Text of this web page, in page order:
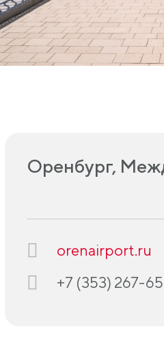
Оренбург,
orenairport.ru
+7 (353) 267-